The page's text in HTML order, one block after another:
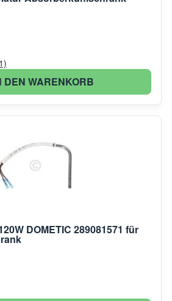
DEN WARENKORB
DOMETIC 289081571 für